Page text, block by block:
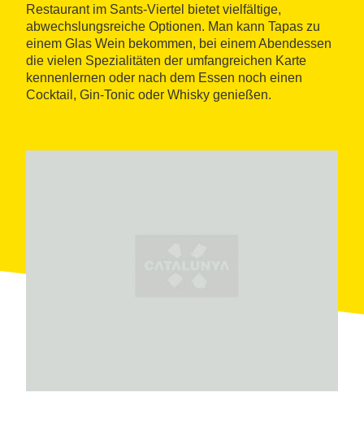
Restaurant im Sants-Viertel bietet vielfältige,
abwechslungsreiche Optionen. Man kann Tapas zu
einem Glas Wein bekommen, bei einem Abendessen
die vielen Spezialitäten der umfangreichen Karte
kennenlernen oder nach dem Essen noch einen
Cocktail, Gin-Tonic oder Whisky genießen.